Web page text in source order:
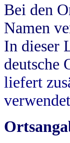
Bei den
Namen
In dieser
deutsche
liefert